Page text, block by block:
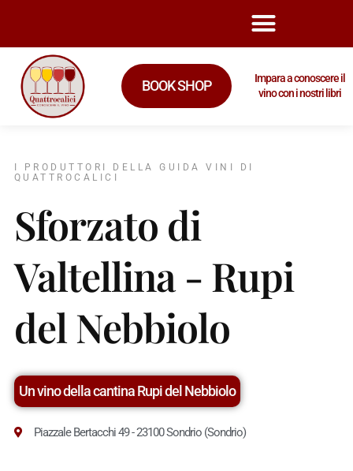
BOOK SHOP
Impara a conoscere il
vino con i nostri libri
I PRODUTTORI DELLA GUIDA VINI DI
QUATTROCALICI
Sforzato di
Valtellina - Rupi
del Nebbiolo
Un vino della cantina Rupi del Nebbiolo
Piazzale Bertacchi 49 - 23100 Sondrio (Sondrio)